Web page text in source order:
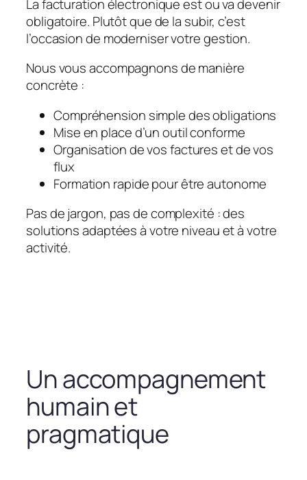
La facturation électronique est ou va devenir
obligatoire. Plutôt que de la subir, c’est
l’occasion de moderniser votre gestion.
Nous vous accompagnons de manière
concrète :
Compréhension simple des obligations
Mise en place d’un outil conforme
Organisation de vos factures et de vos
flux
Formation rapide pour être autonome
Pas de jargon, pas de complexité : des
solutions adaptées à votre niveau et à votre
activité.
Un accompagnement
humain et
pragmatique